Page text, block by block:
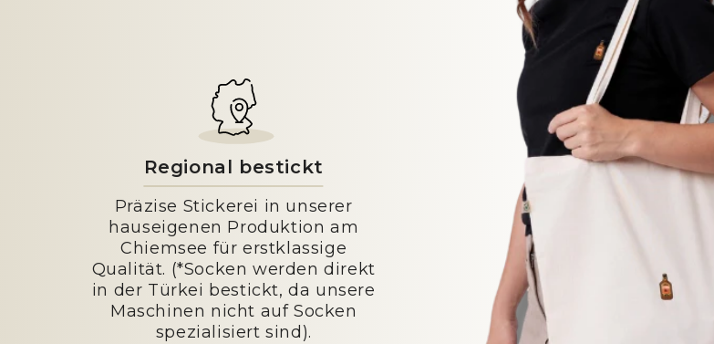
Regional bestickt
Präzise Stickerei in unserer
hauseigenen Produktion am
Chiemsee für erstklassige
Qualität. (*Socken werden direkt
in der Türkei bestickt, da unsere
Maschinen nicht auf Socken
spezialisiert sind).